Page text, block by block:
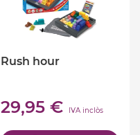
Rush hour
29,95 € IVA inclòs